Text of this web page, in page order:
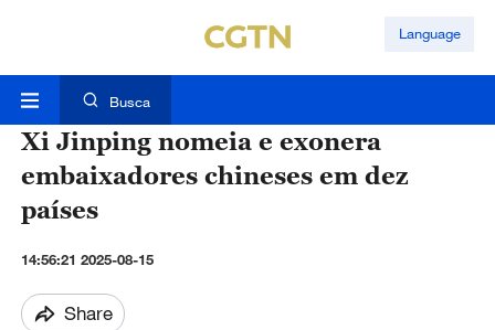
Language
Busca
Xi Jinping nomeia e exonera
embaixadores chineses em dez
países
14:56:21 2025-08-15
Share